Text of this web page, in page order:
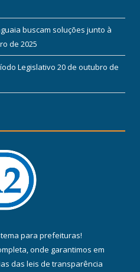
buscam soluções junto à
de 2025
Legislativo 20 de outubro de
para prefeituras!
onde garantimos em
das leis de transparência